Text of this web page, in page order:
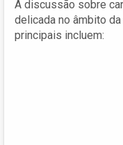
A discussão sobre
delicada no âmbito
principais incluem: